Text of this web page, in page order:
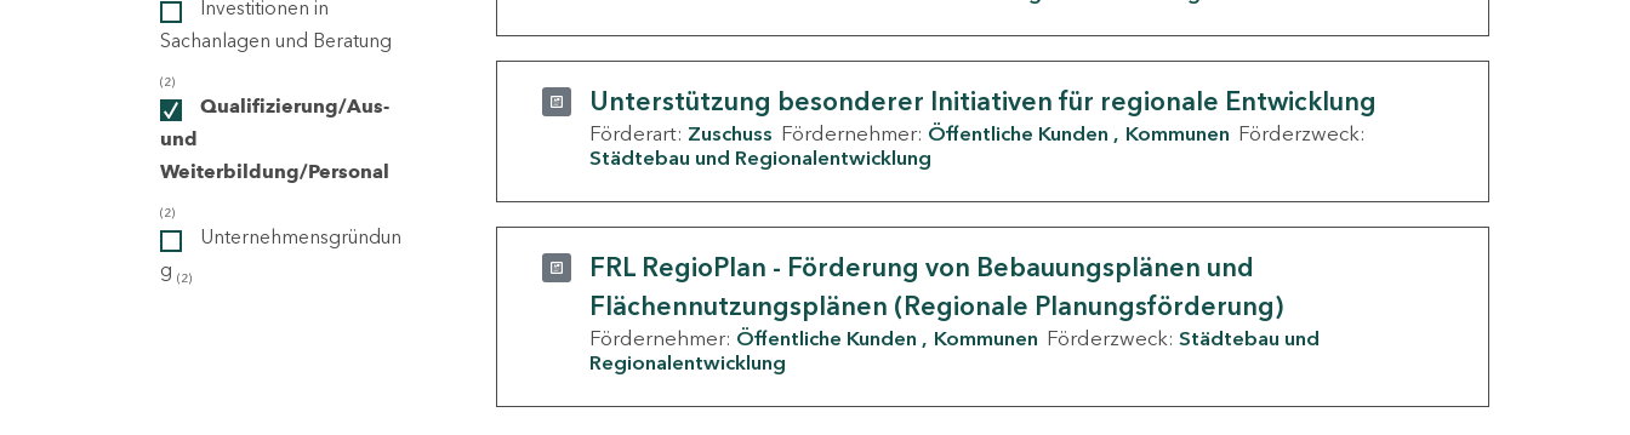
Investitionen in
Sachanlagen und Beratung
(2)
Qualifizierung/Aus-
und
Weiterbildung/Personal
(2)
Unternehmensgründun
g (2)
Unterstützung besonderer Initiativen für regionale Entwicklung
Förderart: Zuschuss Fördernehmer: Öffentliche Kunden Kommunen Förderzweck:
Städtebau und Regionalentwicklung
FRL RegioPlan - Förderung von Bebauungsplänen und
Flächennutzungsplänen (Regionale Planungsförderung)
Fördernehmer: Öffentliche Kunden Kommunen Förderzweck: Städtebau und
Regionalentwicklung